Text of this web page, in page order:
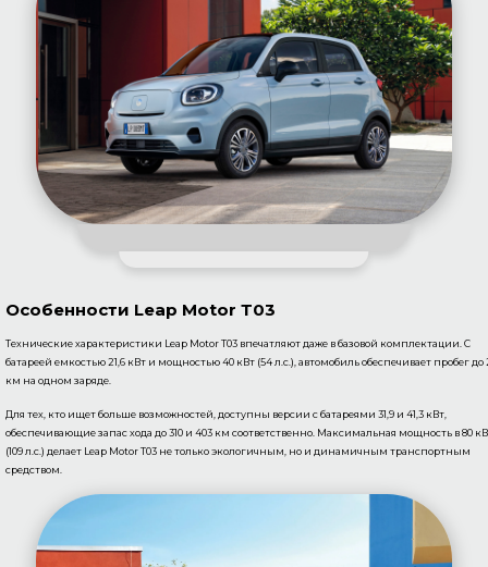
Особенности Leap Motor Т03
Технические характеристики Leap Motor T03 впечатляют даже в базовой комплектации. С
батареей емкостью 21,6 кВт и мощностью 40 кВт (54 л.с.), автомобиль обеспечивает пробег до
км на одном заряде.
Для тех, кто ищет больше возможностей, доступны версии с батареями 31,9 и 41,3 кВт,
обеспечивающие запас хода до 310 и 403 км соответственно. Максимальная мощность в 80
(109 л.с.) делает Leap Motor T03 не только экологичным, но и динамичным транспортным
средством.